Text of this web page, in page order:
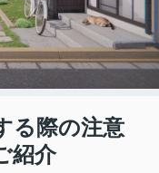
る際の注意
紹介